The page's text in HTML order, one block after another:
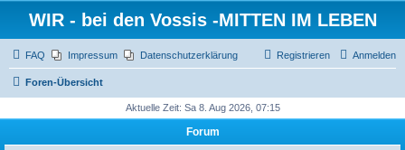
WIR - bei den Vossis -MITTEN IM LEBEN
FAQ Impressum Datenschutzerklärung Anmelden
Registrieren
Foren-Übersicht
Aktuelle Zeit: Sa 8. Aug 2026, 07:15
Forum